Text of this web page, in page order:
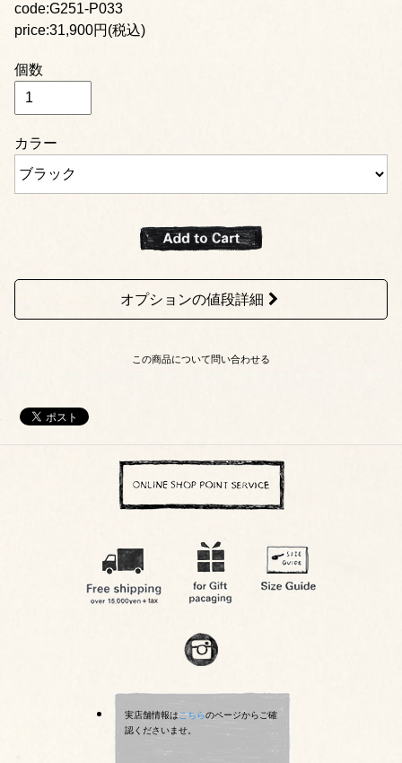
code:G251-P033
price:31,900円(税込)
個数
カラー
オプションの値段詳細
この商品について問い合わせる
実店舗情報はこちらのページからご確
認くださいませ。